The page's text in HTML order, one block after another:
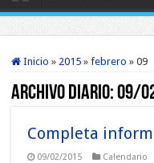
Inicio » 2015 » febrero » 09
Archivo diario:09/
Completa
09/02/2015 Calendario